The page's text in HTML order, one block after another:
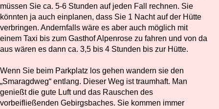
müssen Sie ca. 5-6 Stunden auf jeden Fall rechnen. Sie
könnten ja auch einplanen, dass Sie 1 Nacht auf der Hütte
verbringen. Andernfalls wäre es aber auch möglich mit
einem Taxi bis zum Gasthof Alpenrose zu fahren und von da
aus wären es dann ca. 3,5 bis 4 Stunden bis zur Hütte.
Wenn Sie beim Parkplatz los gehen wandern sie den
„Smaragdweg“ entlang. Dieser Weg ist traumhaft. Man
genießt die gute Luft und das Rauschen des
vorbeifließenden Gebirgsbaches. Sie kommen immer